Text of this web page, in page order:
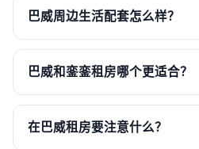
巴威周边生活配套怎么样？
巴威和銮銮租房哪个更适合？
在巴威租房要注意什么？